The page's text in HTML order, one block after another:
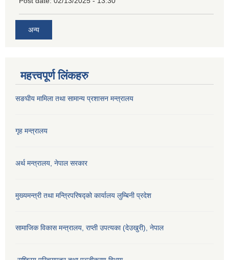
अन्य
महत्त्वपूर्ण लिंकहरु
सङघीय मामिला तथा सामान्य प्रशासन मन्‍त्रालय
गृह मन्त्रालय
अर्थ मन्त्रालय, नेपाल सरकार
मुख्यमन्त्री तथा मन्त्रिपरिषद्को कार्यालय लुम्बिनी प्रदेश
सामाजिक विकास मन्‍‍त्रालय, राप्ती उपत्यका (देउखुरी), नेपाल